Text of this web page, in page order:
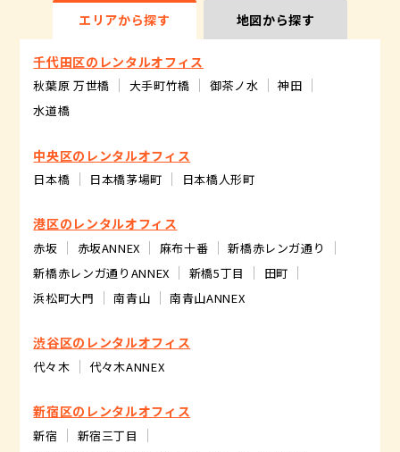
エリアから探す 地図から探す
千代田区のレンタルオフィス
秋葉原 万世橋 大手町竹橋 御茶ノ水
神田
水道橋
中央区のレンタルオフィス
日本橋 日本橋茅場町 日本橋人形町
港区のレンタルオフィス
赤坂 赤坂ANNEX 麻布十番
新橋赤レンガ通り
新橋赤レンガ通りANNEX
新橋5丁目
田町
浜松町大門
南青山 南青山ANNEX
渋谷区のレンタルオフィス
代々木 代々木ANNEX
新宿区のレンタルオフィス
新宿
新宿三丁目